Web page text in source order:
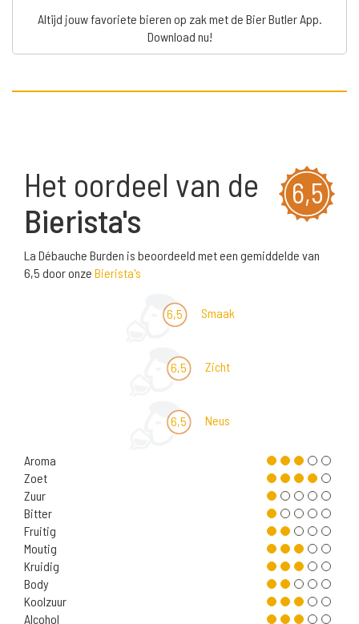
Altijd jouw favoriete bieren op zak met de Bier Butler App.
Download nu!
6,5
Het oordeel van de
Bierista's
La Débauche Burden is beoordeeld met een gemiddelde van
6,5 door onze Bierista's
6,5 Smaak
6,5 Zicht
6,5 Neus
Aroma
Zoet
Zuur
Bitter
Fruitig
Moutig
Kruidig
Body
Koolzuur
Alcohol